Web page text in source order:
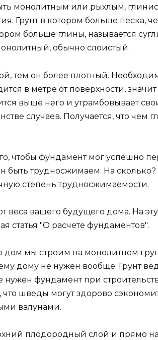
монолитным или рыхлым,
Грунт в котором больше песка,
больше глины, называется
обычно слоистый.
тем он более плотный.
в метре от поверхности,
выше него и утрамбовывает
случаев. Получается, что чем
чтобы фундамент мог успешно
быть трудносжимаем. На
степень трудносжимаемости.
веса вашего будущего дома. На
статья "О расчете фундаментов".
дом мы строим на монолитном
дому не нужен вообще. Грунт
фундамент при
шведы могут здорово
валунами.
плодородный слой и прямо